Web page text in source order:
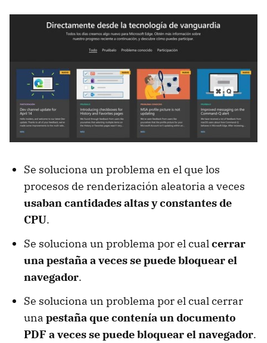
Se soluciona un problema en el que los
procesos de renderización aleatoria a veces
usaban cantidades altas y constantes de
CPU.
Se soluciona un problema por el cualcerrar
una pestaña a veces se puede bloquear el
navegador.
Se soluciona un problema por el cual cerrar
una pestaña que contenía un documento
PDF a veces se puede bloquear el navegador.